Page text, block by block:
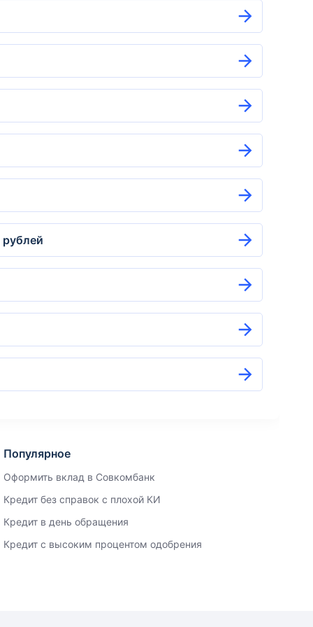
Популярное
Оформить вклад в Совкомбанк
Кредит без справок с плохой КИ
Кредит в день обращения
Кредит с высоким процентом одобрения